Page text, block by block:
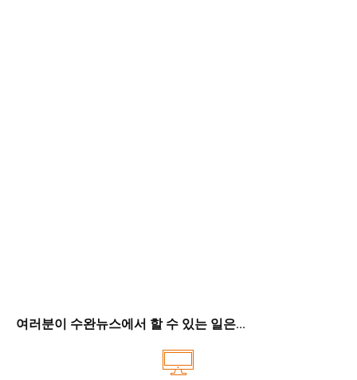
여러분이 수완뉴스에서 할 수 있는 일은...